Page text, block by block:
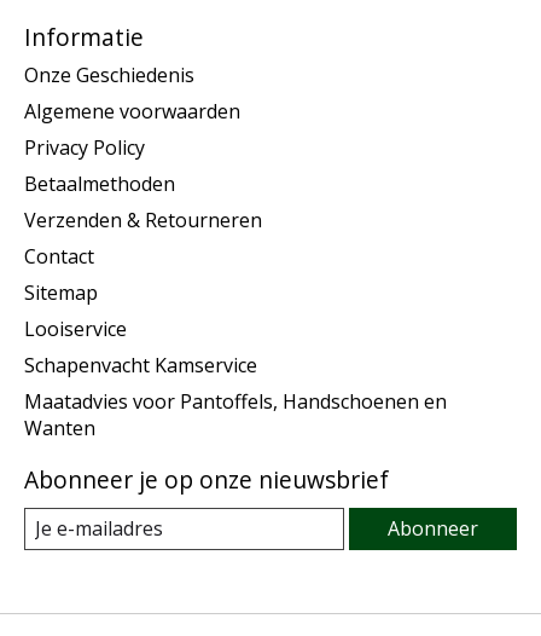
Informatie
Onze Geschiedenis
Algemene voorwaarden
Privacy Policy
Betaalmethoden
Verzenden & Retourneren
Contact
Sitemap
Looiservice
Schapenvacht Kamservice
Maatadvies voor Pantoffels, Handschoenen en
Wanten
Abonneer je op onze nieuwsbrief
Abonneer